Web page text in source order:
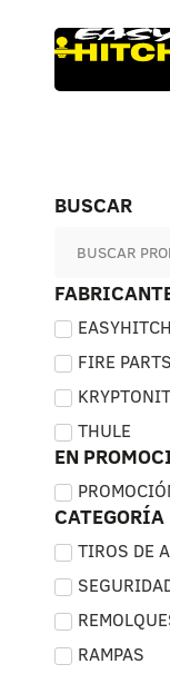
BUSCAR
EASYHITCH
FIRE PARTS
THULE
EN
CATEGORÍA
TIROS DE
RAMPAS